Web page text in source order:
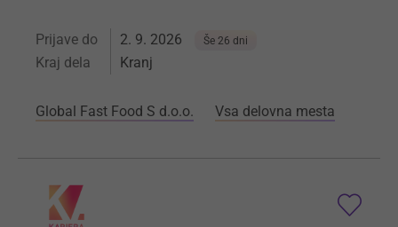
Prijave do 2. 9. 2026 Še 26 dni
Kraj dela Kranj
Global Fast Food S d.o.o. Vsa delovna mesta